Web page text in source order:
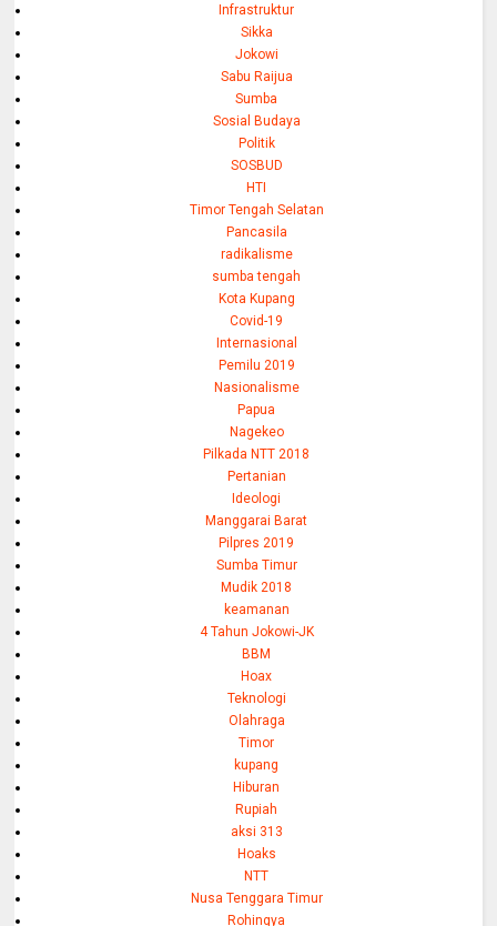
Infrastruktur
Sikka
Jokowi
Sabu Raijua
Sumba
Sosial Budaya
Politik
SOSBUD
HTI
Timor Tengah Selatan
Pancasila
radikalisme
sumba tengah
Kota Kupang
Covid-19
Internasional
Pemilu 2019
Nasionalisme
Papua
Nagekeo
Pilkada NTT 2018
Pertanian
Ideologi
Manggarai Barat
Pilpres 2019
Sumba Timur
Mudik 2018
keamanan
4 Tahun Jokowi-JK
BBM
Hoax
Teknologi
Olahraga
Timor
kupang
Hiburan
Rupiah
aksi 313
Hoaks
NTT
Nusa Tenggara Timur
Rohingya